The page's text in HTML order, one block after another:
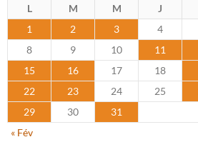
L M M J
1
2 3 4
8
9 10 11
15
16 17 18
22
23 24 25
29
30
31
« Fév